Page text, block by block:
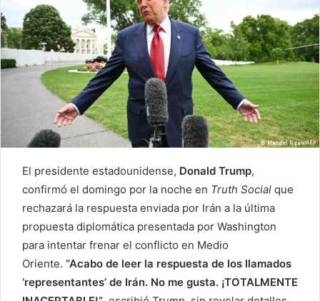
El presidente estadounidense, Donald Trump,
confirmó el domingo por la noche en Truth Social que
rechazará la respuesta enviada por Irán a la última
propuesta diplomática presentada por Washington
para intentar frenar el conflicto en Medio
Oriente. “Acabo de leer la respuesta de los llamados
‘representantes’ de Irán. No me gusta. ¡TOTALMENTE